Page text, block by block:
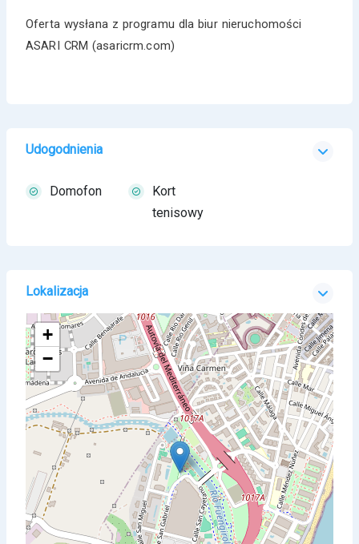
Oferta wysłana z programu dla biur nieruchomości
ASARI CRM (asaricrm.com)
Udogodnienia
Domofon
Kort
tenisowy
Lokalizacja
+
−